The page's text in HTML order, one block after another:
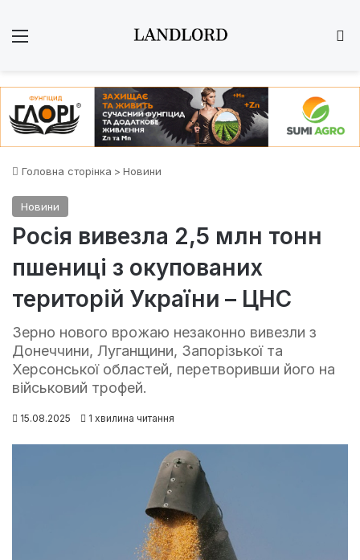
Головна сторінка > Новини
Новини
Росія вивезла 2,5 млн тонн
пшениці з окупованих
територій України – ЦНС
Зерно нового врожаю незаконно вивезли з
Донеччини, Луганщини, Запорізької та
Херсонської областей, перетворивши його на
військовий трофей.
15.08.2025 1 хвилина читання